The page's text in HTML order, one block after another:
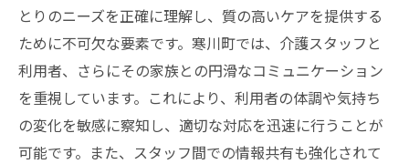
とりのニーズを正確に理解し、質の高いケアを提供する
ために不可欠な要素です。寒川町では、介護スタッフと
利用者、さらにその家族との円滑なコミュニケーション
を重視しています。これにより、利用者の体調や気持ち
の変化を敏感に察知し、適切な対応を迅速に行うことが
可能です。また、スタッフ間での情報共有も強化されて